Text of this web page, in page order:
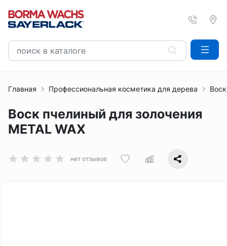
Главная Профессиональная косметика для дерева
Воск пчелиный для золочения
METAL WAX
нет отзывов